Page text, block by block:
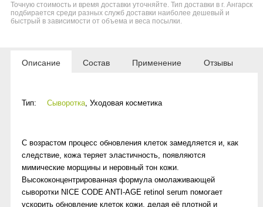
Точную стоимость и время доставки уточняйте. Тип доставки в г. Ангарск
подбирается среди разных служб доставки наиболее дешевый и
быстрый в зависимости от объема и веса посылки.
Описание Состав Применение Отзывы
Тип: Сыворотка, Уходовая косметика
С возрастом процесс обновления клеток замедляется и, как
следствие, кожа теряет эластичность, появляются
мимические морщины и неровный тон кожи.
Высококонцентрированная формула омолаживающей
сыворотки NICE CODE ANTI-AGE retinol serum помогает
ускорить обновление клеток кожи, делая её плотной и